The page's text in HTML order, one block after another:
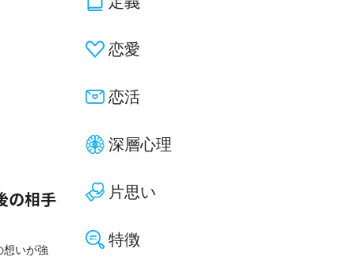
の相手
想いが強
恋愛
恋活
深層心理
片思い
特徴